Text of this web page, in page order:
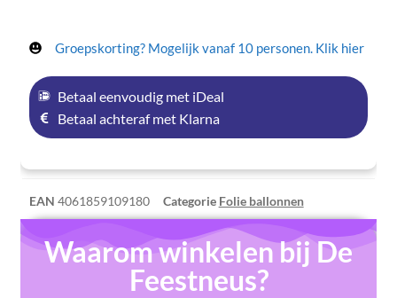
Groepskorting? Mogelijk vanaf 10 personen. Klik hier
Betaal eenvoudig met iDeal
Betaal achteraf met Klarna
EAN 4061859109180 Categorie Folie ballonnen
Waarom winkelen bij De
Feestneus?